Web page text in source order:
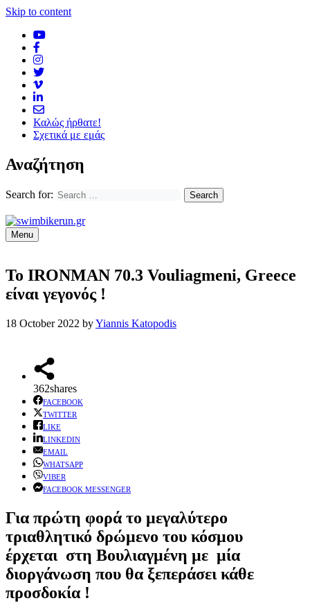
Skip to content
Καλώς ήρθατε!
Σχετικά με εμάς
Αναζήτηση
Search for:
Menu
Το IRONMAN 70.3 Vouliagmeni, Greece
είναι γεγονός !
18 October 2022 byYiannis Katopodis
362shares
FACEBOOK
TWITTER
LIKE
LINKEDIN
EMAIL
WHATSAPP
VIBER
FACEBOOK MESSENGER
Για πρώτη φορά το μεγαλύτερο
τριαθλητικό δρώμενο του κόσμου
έρχεται στη Βουλιαγμένη με μία
διοργάνωση που θα ξεπεράσει κάθε
προσδοκία !